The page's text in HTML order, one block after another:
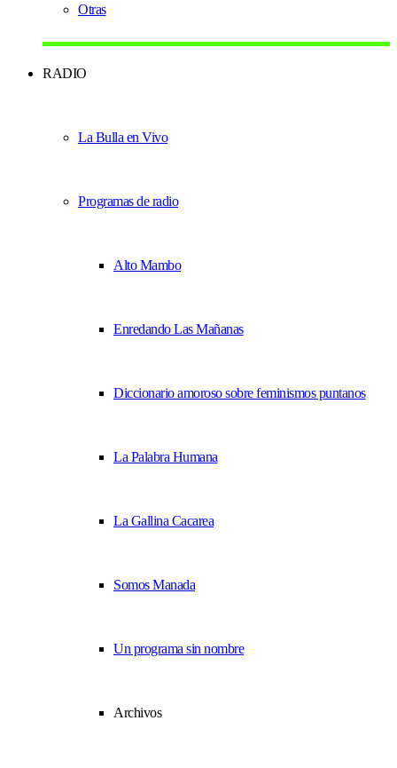
Otras
RADIO
La Bulla en Vivo
Programas de radio
Alto Mambo
Enredando Las Mañanas
Diccionario amoroso sobre feminismos puntanos
La Palabra Humana
La Gallina Cacarea
Somos Manada
Un programa sin nombre
Archivos